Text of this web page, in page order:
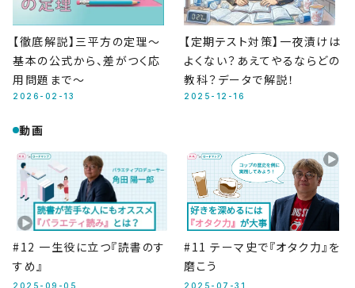
【徹底解説】三平方の定理～
基本の公式から、差がつく応
用問題まで～
2026-02-13
【定期テスト対策】一夜漬けは
よくない？あえてやるならどの
教科？データで解説！
2025-12-16
動画
#12 一生役に立つ『読書のす
すめ』
2025-09-05
#11 テーマ史で『オタク力』を
磨こう
2025-07-31